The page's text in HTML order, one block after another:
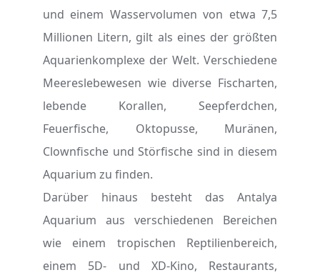
und einem Wasservolumen von etwa 7,5
Millionen Litern, gilt als eines der größten
Aquarienkomplexe der Welt. Verschiedene
Meereslebewesen wie diverse Fischarten,
lebende Korallen, Seepferdchen,
Feuerfische, Oktopusse, Muränen,
Clownfische und Störfische sind in diesem
Aquarium zu finden.
Darüber hinaus besteht das Antalya
Aquarium aus verschiedenen Bereichen
wie einem tropischen Reptilienbereich,
einem 5D- und XD-Kino, Restaurants,